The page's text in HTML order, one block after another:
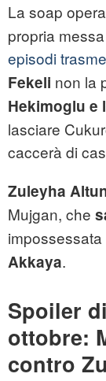
La soap
propria
episodi
Fekeli non la
Hekimoglu e
lasciare
caccerà di
Zuleyha
Mujgan, che
Akkaya.
Spoiler
ottobre:
contro